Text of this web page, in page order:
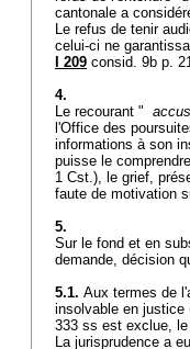
cantonale a
Le refus de tenir
celui-ci ne
I 209 consid. 9b p.
4.
Le recourant "
l'Office des
informations à son
puisse le
1 Cst.), le grief,
faute de motivation
5.
Sur le fond et en
demande, décision
5.1. Aux termes de l'
insolvable en justice
333 ss est exclue,
La jurisprudence a